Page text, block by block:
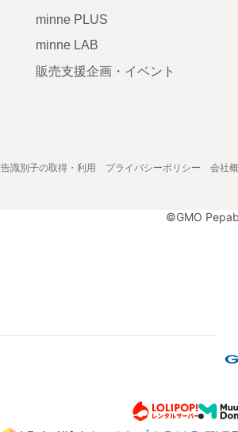
minne PLUS
minne LAB
販売支援企画・イベント
識別子の取得・利用 プライバシーポリシー 会社
©GMO